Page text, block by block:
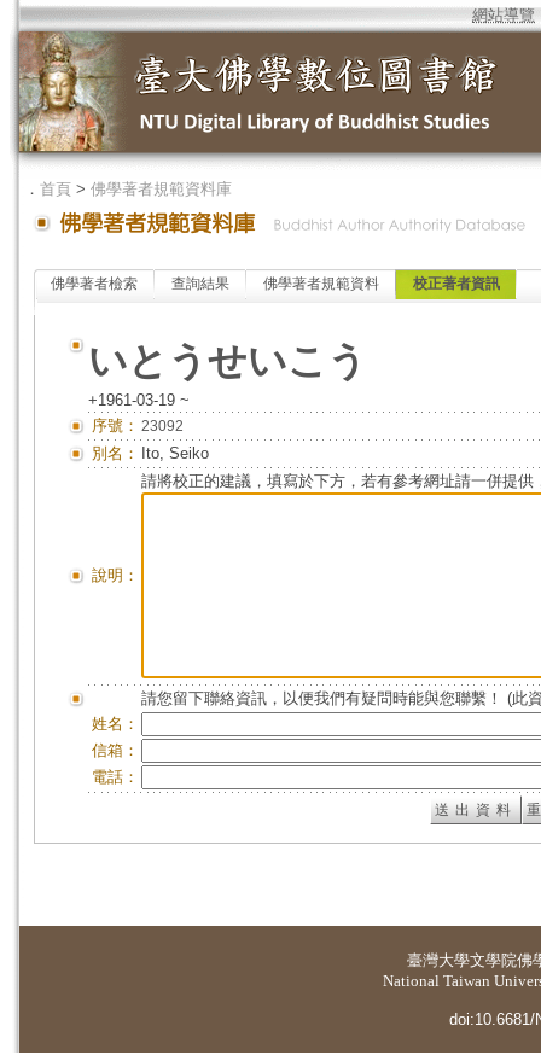
網站導覽
． 首頁 > 佛學著者規範資料庫
佛學著者檢索 查詢結果 佛學著者規範資料 校正著者資訊
いとうせいこう
+1961-03-19 ~
序號： 23092
別名： Ito, Seiko
說明：
請將校正的建議，填寫於下方，若有參考網址請一併提供
請您留下聯絡資訊，以便我們有疑問時能與您聯繫！ (此
姓名：
信箱：
電話：
臺灣大學文學院佛
National Taiwan
doi:10.6681/